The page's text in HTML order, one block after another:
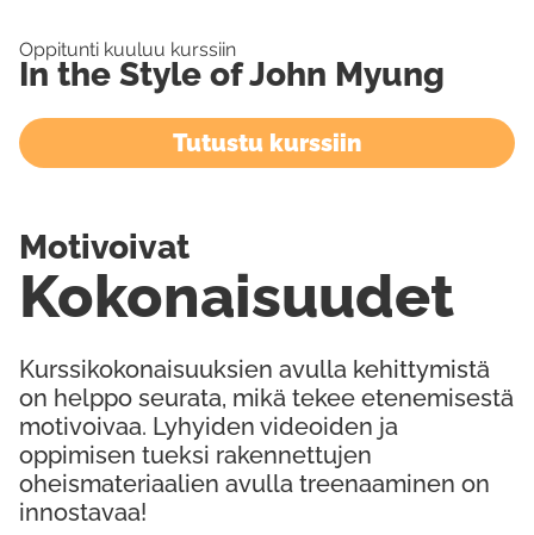
Oppitunti kuuluu kurssiin
In the Style of John Myung
Tutustu kurssiin
Kurssikokonaisuuksien avulla kehittymistä
on helppo seurata, mikä tekee etenemisestä
motivoivaa. Lyhyiden videoiden ja
oppimisen tueksi rakennettujen
oheismateriaalien avulla treenaaminen on
innostavaa!
Kokonaisuudet
Motivoivat